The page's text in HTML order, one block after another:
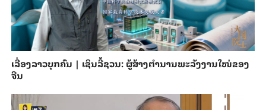
ເລື່ອງລາວບຸກຄົນ | ເຊິນລີ້ຊວນ: ຜູ້ສ້າງຕຳນານພະລັງງານໃໝ່ຂອງ
ຈີນ